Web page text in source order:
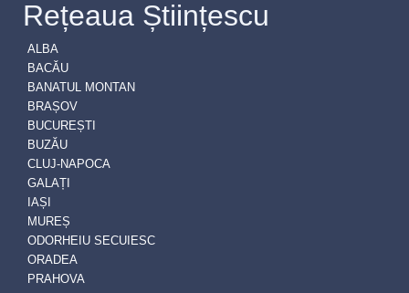
Rețeaua Științescu
ALBA
BACĂU
BANATUL MONTAN
BRAȘOV
BUCUREȘTI
BUZĂU
CLUJ-NAPOCA
GALAȚI
IAȘI
MUREȘ
ODORHEIU SECUIESC
ORADEA
PRAHOVA